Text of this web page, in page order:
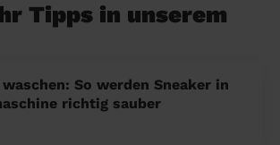
Tipps in unserem
So werden Sneaker in
richtig sauber